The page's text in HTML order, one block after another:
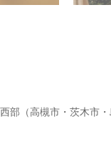
部（高槻市・茨木市